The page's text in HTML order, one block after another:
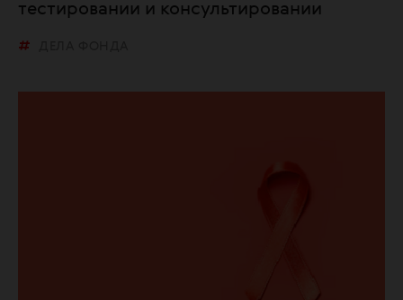
тестировании и консультировании